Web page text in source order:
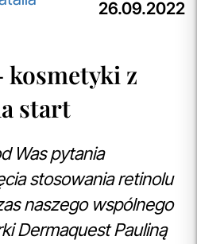
starannie dobrane próbki
do indywidualnych potrzeb
i doświadczanie
— świadomie, z troską o
lub Konta po tym
wprowadzonych zmian.
26.09.2022
kosmetyki z
start
Was pytania
stosowania retinolu
naszego wspólnego
Dermaquest Pauliną